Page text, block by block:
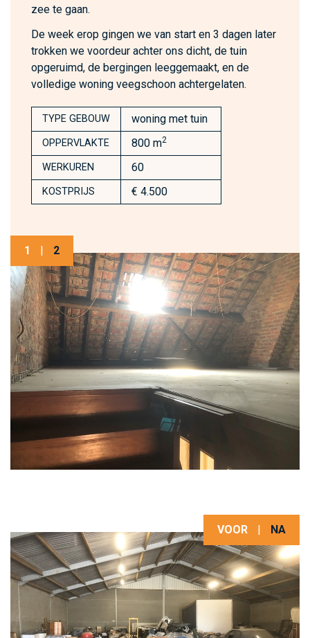
zee te gaan.
De week erop gingen we van start en 3 dagen later
trokken we voordeur achter ons dicht, de tuin
opgeruimd, de bergingen leeggemaakt, en de
volledige woning veegschoon achtergelaten.
TYPE GEBOUW woning met tuin
OPPERVLAKTE 800 m2
WERKUREN 60
KOSTPRIJS € 4.500
1 | 2
VOOR NA